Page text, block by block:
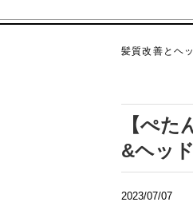
髪質改善とヘ
【ぺ
&ヘッ
2023/07/07